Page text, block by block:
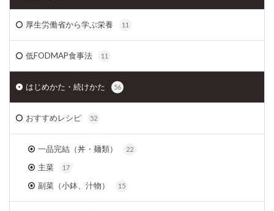
厚生労働省から学ぶ栄養 11
低FODMAP食事法 11
はじめかた・続けかた 56
おすすめレシピ 52
一品完結（丼・麺類） 22
主菜 17
副菜（小鉢、汁物） 15